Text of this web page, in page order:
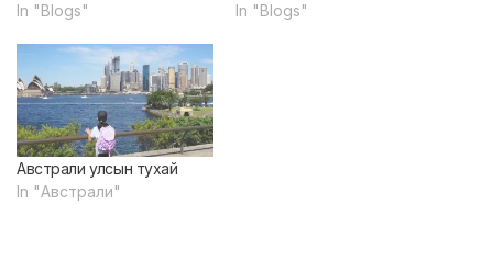
In "Blogs"
In "Blogs"
Австрали улсын тухай
In "Австрали"